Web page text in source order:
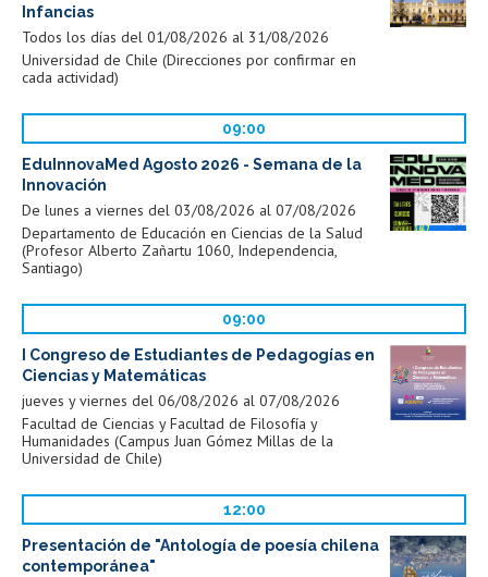
Infancias
Todos los días del 01/08/2026 al 31/08/2026
Universidad de Chile (Direcciones por confirmar en
cada actividad)
09:00
EduInnovaMed Agosto 2026 - Semana de la
Innovación
De lunes a viernes del 03/08/2026 al 07/08/2026
Departamento de Educación en Ciencias de la Salud
(Profesor Alberto Zañartu 1060, Independencia,
Santiago)
09:00
I Congreso de Estudiantes de Pedagogías en
Ciencias y Matemáticas
jueves y viernes del 06/08/2026 al 07/08/2026
Facultad de Ciencias y Facultad de Filosofía y
Humanidades (Campus Juan Gómez Millas de la
Universidad de Chile)
12:00
Presentación de "Antología de poesía chilena
contemporánea"